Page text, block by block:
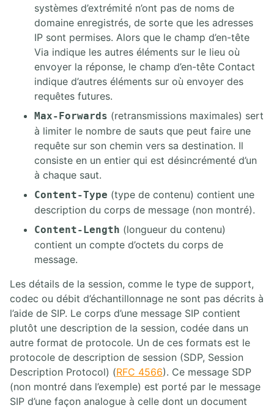
systèmes d’extrémité n’ont pas de noms de
domaine enregistrés, de sorte que les adresses
IP sont permises. Alors que le champ d’en-tête
Via indique les autres éléments sur le lieu où
envoyer la réponse, le champ d’en-tête Contact
indique d’autres éléments sur où envoyer des
requêtes futures.
Max-Forwards (retransmissions maximales) sert
à limiter le nombre de sauts que peut faire une
requête sur son chemin vers sa destination. Il
consiste en un entier qui est désincrémenté d’un
à chaque saut.
Content-Type (type de contenu) contient une
description du corps de message (non montré).
Content-Length (longueur du contenu)
contient un compte d’octets du corps de
message.
Les détails de la session, comme le type de support,
codec ou débit d’échantillonnage ne sont pas décrits à
l’aide de SIP. Le corps d’une message SIP contient
plutôt une description de la session, codée dans un
autre format de protocole. Un de ces formats est le
protocole de description de session (SDP, Session
Description Protocol) (RFC 4566). Ce message SDP
(non montré dans l’exemple) est porté par le message
SIP d’une façon analogue à celle dont un document